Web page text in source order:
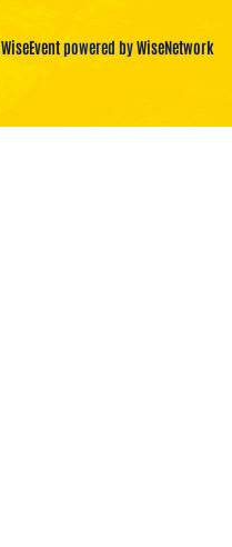
WiseEventpowered byWiseNetwork